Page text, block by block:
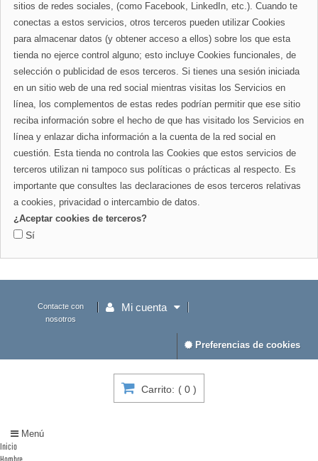
sitios de redes sociales, (como Facebook, LinkedIn, etc.). Cuando te
conectas a estos servicios, otros terceros pueden utilizar Cookies
para almacenar datos (y obtener acceso a ellos) sobre los que esta
tienda no ejerce control alguno; esto incluye Cookies funcionales, de
selección o publicidad de esos terceros. Si tienes una sesión iniciada
en un sitio web de una red social mientras visitas los Servicios en
línea, los complementos de estas redes podrían permitir que ese sitio
reciba información sobre el hecho de que has visitado los Servicios en
línea y enlazar dicha información a la cuenta de la red social en
cuestión. Esta tienda no controla las Cookies que estos servicios de
terceros utilizan ni tampoco sus políticas o prácticas al respecto. Es
importante que consultes las declaraciones de esos terceros relativas
a cookies, privacidad o intercambio de datos.
¿Aceptar cookies de terceros?
Sí
Mi cuenta
Contacte con
nosotros
Preferencias de cookies
Carrito: ( 0 )
Menú
Inicio